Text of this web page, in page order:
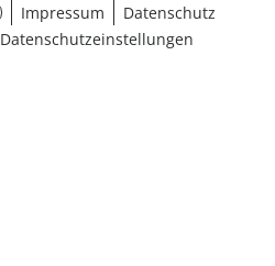
Impressum
Datenschutz
Datenschutzeinstellungen